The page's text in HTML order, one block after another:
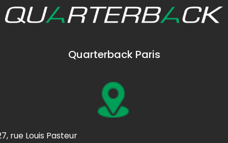
Quarterback Paris
rue Louis Pasteur